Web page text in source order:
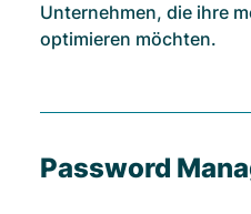
Unternehmen, die ihre
optimieren möchten.
Password